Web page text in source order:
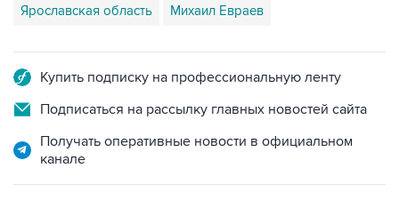
Ярославская область Михаил Евраев
Купить подписку на профессиональную ленту
Подписаться на рассылку главных новостей сайта
Получать оперативные новости в официальном
канале